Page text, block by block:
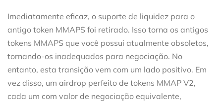
Imediatamente eficaz, o suporte de liquidez para o
antigo token MMAPS foi retirado. Isso torna os antigos
tokens MMAPS que você possui atualmente obsoletos,
tornando-os inadequados para negociação. No
entanto, esta transição vem com um lado positivo. Em
vez disso, um airdrop perfeito de tokens MMAP V2,
cada um com valor de negociação equivalente,